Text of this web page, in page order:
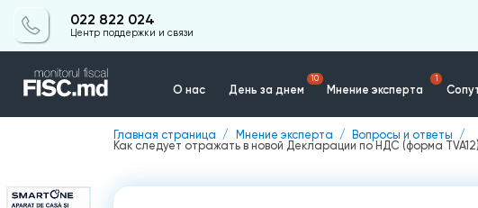
022 822 024
Центр поддержки и связи
О нас День за днем
10
Мнение эксперта
1
Контакты
Главная страница Мнение эксперта
Вопросы и ответы
Как следует отражать в новой Декларации по НДС (форма